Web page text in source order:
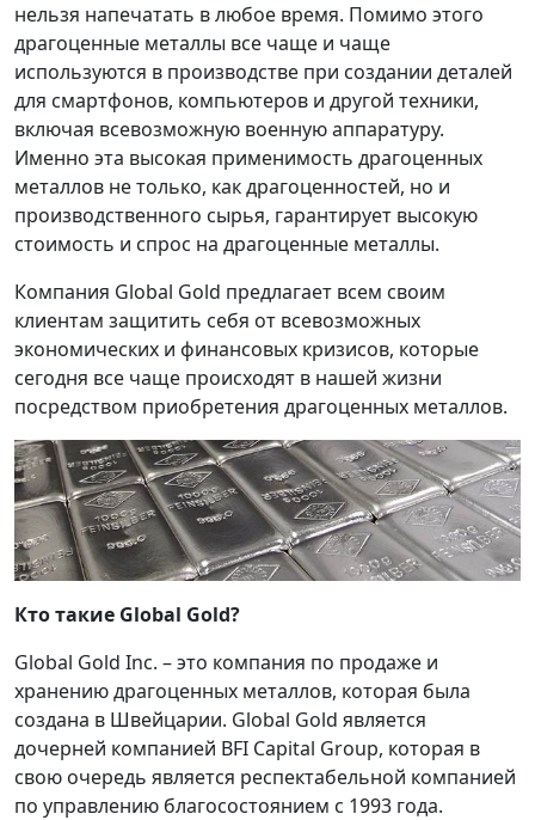
нельзя напечатать в любое время. Помимо этого
драгоценные металлы все чаще и чаще
используются в производстве при создании деталей
для смартфонов, компьютеров и другой техники,
включая всевозможную военную аппаратуру.
Именно эта высокая применимость драгоценных
металлов не только, как драгоценностей, но и
производственного сырья, гарантирует высокую
стоимость и спрос на драгоценные металлы.
Компания Global Gold предлагает всем своим
клиентам защитить себя от всевозможных
экономических и финансовых кризисов, которые
сегодня все чаще происходят в нашей жизни
посредством приобретения драгоценных металлов.
Кто такие Global Gold?
Global Gold Inc. – это компания по продаже и
хранению драгоценных металлов, которая была
создана в Швейцарии. Global Gold является
дочерней компанией BFI Capital Group, которая в
свою очередь является респектабельной компанией
по управлению благосостоянием с 1993 года.